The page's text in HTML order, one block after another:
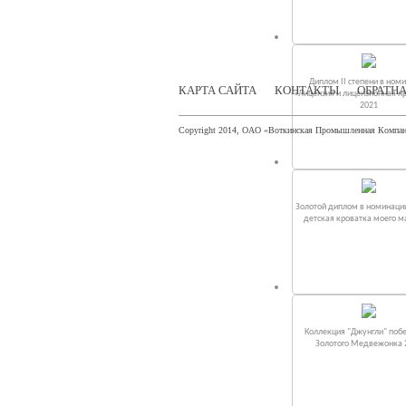
Диплом II степени в
«Лицензия и лицензионная
2021
Золотой диплом в
детская кроватка моего
Коллекция "Джунгли"
Золотого Медвежонка
КАРТА САЙТА КОНТАКТЫ
Copyright 2014, ОАО «Воткинская Промышленная